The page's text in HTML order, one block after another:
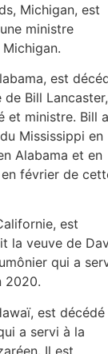
Michigan, est
ministre
est
Bill Lancaster,
et ministre. Bill a
Mississippi en
Alabama et en
février de
est
la veuve de
qui a
2020.
est décédé
a servi à la
Il est